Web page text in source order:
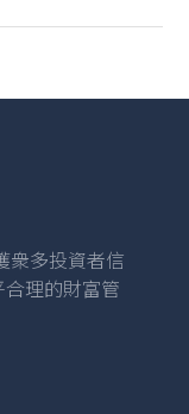
衆多投資者信
理的財富管